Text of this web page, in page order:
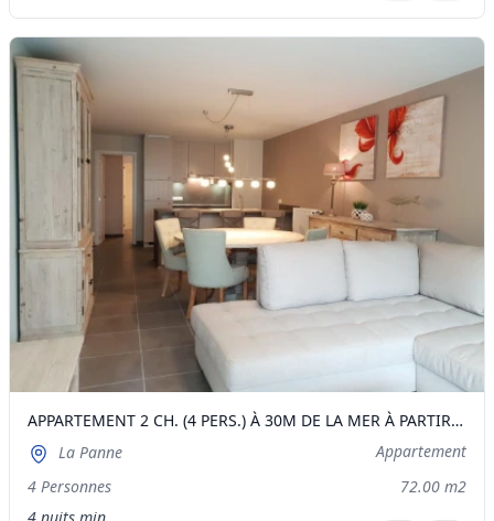
APPARTEMENT 2 CH. (4 PERS.) À 30M DE LA MER À PARTIR DE 540€/SEMAINE
La Panne
Appartement
4 Personnes
72.00 m2